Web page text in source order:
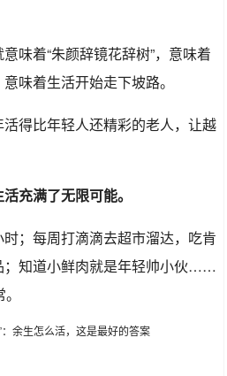
味着“朱颜辞镜花辞树”，意味着
味着生活开始走下坡路。
得比年轻人还精彩的老人，让越
充满了无限可能。
；每周打滴滴去超市溜达，吃肯
；知道小鲜肉就是年轻帅小伙……